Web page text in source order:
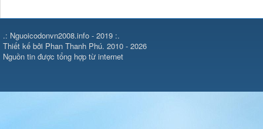
.: Nguoicodonvn2008.info - 2019 :.
Thiết kế bởi Phan Thanh Phú. 2010 - 2026
Nguồn tin được tổng hợp từ internet